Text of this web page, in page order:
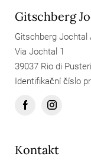
Gitschberg
Gitschberg Jochtal
Via Jochtal 1
39037 Rio di
Identifikační číslo
Kontakt